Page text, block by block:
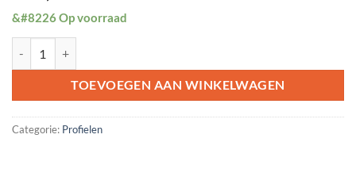
&#8226 Op voorraad
TOEVOEGEN AAN WINKELWAGEN
Categorie: Profielen